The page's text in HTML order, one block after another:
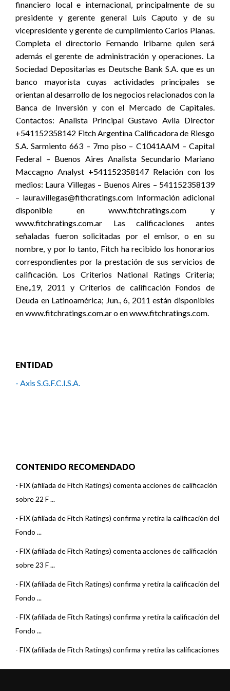
financiero local e internacional, principalmente de su
presidente y gerente general Luis Caputo y de su
vicepresidente y gerente de cumplimiento Carlos Planas.
Completa el directorio Fernando Iribarne quien será
además el gerente de administración y operaciones. La
Sociedad Depositarias es Deutsche Bank S.A. que es un
banco mayorista cuyas actividades principales se
orientan al desarrollo de los negocios relacionados con la
Banca de Inversión y con el Mercado de Capitales.
Contactos: Analista Principal Gustavo Avila Director
+541152358142 Fitch Argentina Calificadora de Riesgo
S.A. Sarmiento 663 – 7mo piso – C1041AAM – Capital
Federal – Buenos Aires Analista Secundario Mariano
Maccagno Analyst +541152358147 Relación con los
medios: Laura Villegas – Buenos Aires – 541152358139
– laura.villegas@fithcratings.com Información adicional
disponible en www.fitchratings.com y
www.fitchratings.com.ar Las calificaciones antes
señaladas fueron solicitadas por el emisor, o en su
nombre, y por lo tanto, Fitch ha recibido los honorarios
correspondientes por la prestación de sus servicios de
calificación. Los Criterios National Ratings Criteria;
Ene,.19, 2011 y Criterios de calificación Fondos de
Deuda en Latinoamérica; Jun., 6, 2011 están disponibles
en www.fitchratings.com.ar o en www.fitchratings.com.
ENTIDAD
- Axis S.G.F.C.I.S.A.
CONTENIDO RECOMENDADO
- FIX (afiliada de Fitch Ratings) comenta acciones de calificación
sobre 22 F ...
- FIX (afiliada de Fitch Ratings) confirma y retira la calificación del
Fondo ...
- FIX (afiliada de Fitch Ratings) comenta acciones de calificación
sobre 23 F ...
- FIX (afiliada de Fitch Ratings) confirma y retira la calificación del
Fondo ...
- FIX (afiliada de Fitch Ratings) confirma y retira la calificación del
Fondo ...
- FIX (afiliada de Fitch Ratings) confirma y retira las calificaciones